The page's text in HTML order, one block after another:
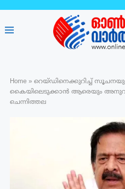
Home » റെയ്‌ഡിനെക്കുറിച്ച്
കൈയിലെടുക്കാൻ ആരെയും
ചെന്നിത്തല